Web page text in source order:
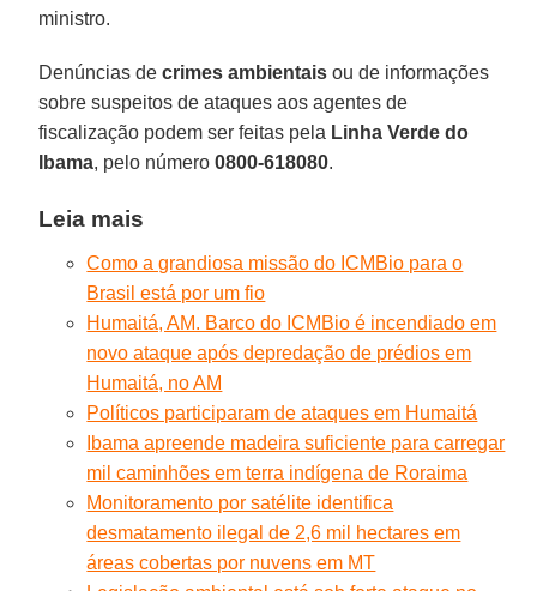
ministro.
Denúncias decrimes ambientais ou de informações
sobre suspeitos de ataques aos agentes de
fiscalização podem ser feitas pela Linha Verde do
Ibama, pelo número0800-618080.
Leia mais
Como a grandiosa missão do ICMBio para o
Brasil está por um fio
Humaitá, AM. Barco do ICMBio é incendiado em
novo ataque após depredação de prédios em
Humaitá, no AM
Políticos participaram de ataques em Humaitá
Ibama apreende madeira suficiente para carregar
mil caminhões em terra indígena de Roraima
Monitoramento por satélite identifica
desmatamento ilegal de 2,6 mil hectares em
áreas cobertas por nuvens em MT